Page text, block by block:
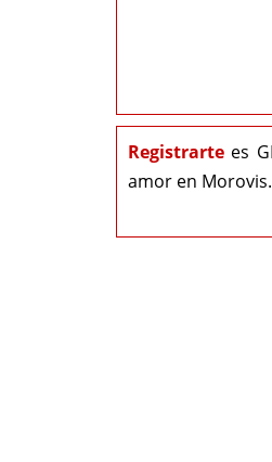
Registrarte es
amor en Morovis.